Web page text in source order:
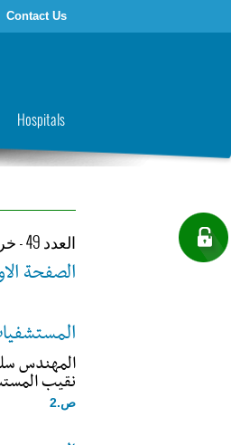
Contact Us
Hospitals
العدد 49 - خريف 2019
الصفحة
المهندس
نقيب
ص.2